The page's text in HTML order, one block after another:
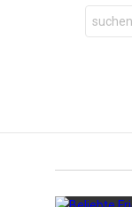
Search
for: